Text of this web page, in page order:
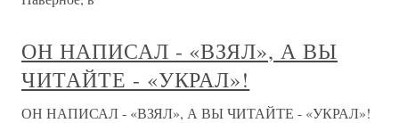
ОН НАПИСАЛ - «ВЗЯЛ», А ВЫ
ЧИТАЙТЕ - «УКРАЛ»!
ОН НАПИСАЛ - «ВЗЯЛ», А ВЫ ЧИТАЙТЕ - «УКРАЛ»!